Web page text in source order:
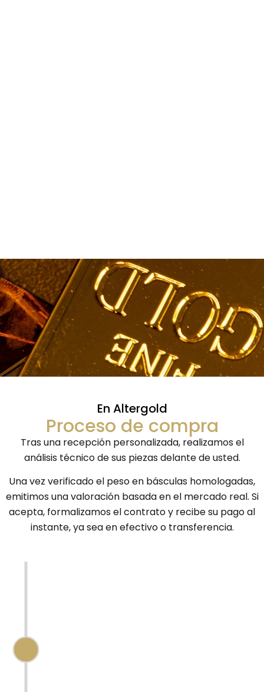
En Altergold
Proceso de compra
Tras una recepción personalizada, realizamos el
análisis técnico de sus piezas delante de usted.
Una vez verificado el peso en básculas homologadas,
emitimos una valoración basada en el mercado real. Si
acepta, formalizamos el contrato y recibe su pago al
instante, ya sea en efectivo o transferencia.